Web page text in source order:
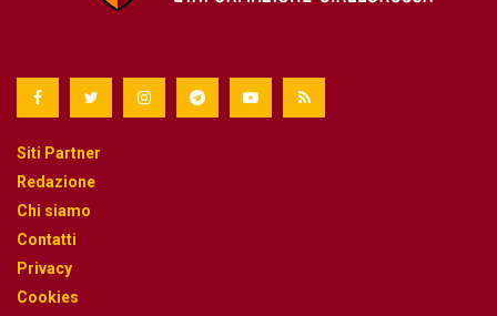
Siti Partner
Redazione
Chi siamo
Contatti
Privacy
Cookies